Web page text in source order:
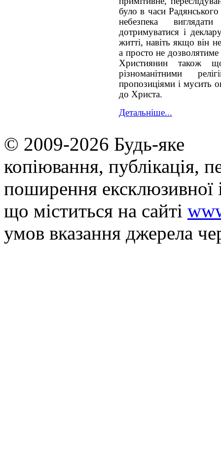
було в часи
небезпека
дотримуватися і
житті, навіть якщо він
а просто не дозволятиме
Християнин також
різноманітними
пропозиціями і мусить
до Христа.
Детальніше...
© 2009-2026 Будь-яке
копiювання, публiкацiя,
поширення
що мiститься на сайті
умов вказання джерела